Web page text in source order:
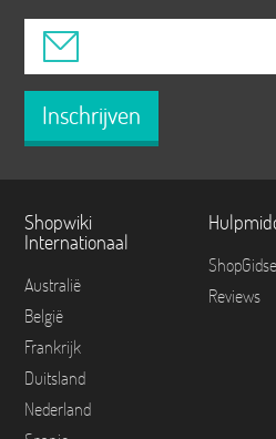
Inschrijven
Shopwiki
Internationaal
Australië
België
Frankrijk
Duitsland
Nederland
Reviews